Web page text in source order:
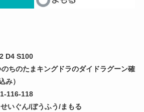
D4 S100
ちのたまキングドラのダイドラグーン確
み）
116-118
いぐん/ぼうふう/まもる